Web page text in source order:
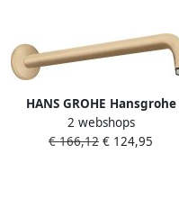
HANS GROHE Hansgrohe
Shower arm Douchearm
wand 390mm arm G1 2"
2 webshops
€ 166,12 € 124,95